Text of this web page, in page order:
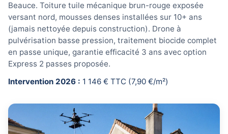
Beauce. Toiture tuile mécanique brun-rouge exposée
versant nord, mousses denses installées sur 10+ ans
(jamais nettoyée depuis construction). Drone à
pulvérisation basse pression, traitement biocide complet
en passe unique, garantie efficacité 3 ans avec option
Express 2 passes proposée.
Intervention 2026 : 1 146 € TTC (7,90 €/m²)